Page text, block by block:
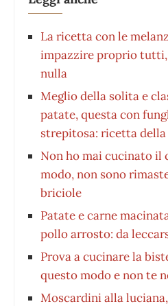
La ricetta con le
impazzire proprio tutti,
nulla
Meglio della solita e
patate, questa con
strepitosa: ricetta della
Non ho mai cucinato il
modo, non sono
briciole
Patate e carne
pollo arrosto: da
Prova a cucinare la
questo modo e non te
Moscardini alla